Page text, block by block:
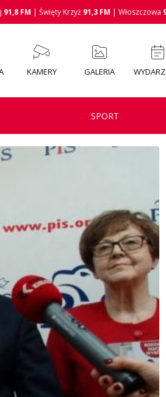
91,8 FM | Święty Krzyż 91,3 FM | Włoszczowa
KAMERY GALERIA
SPORT